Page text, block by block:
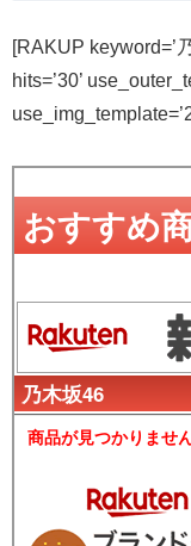
[RAKUP keyword=’
hits=’30’